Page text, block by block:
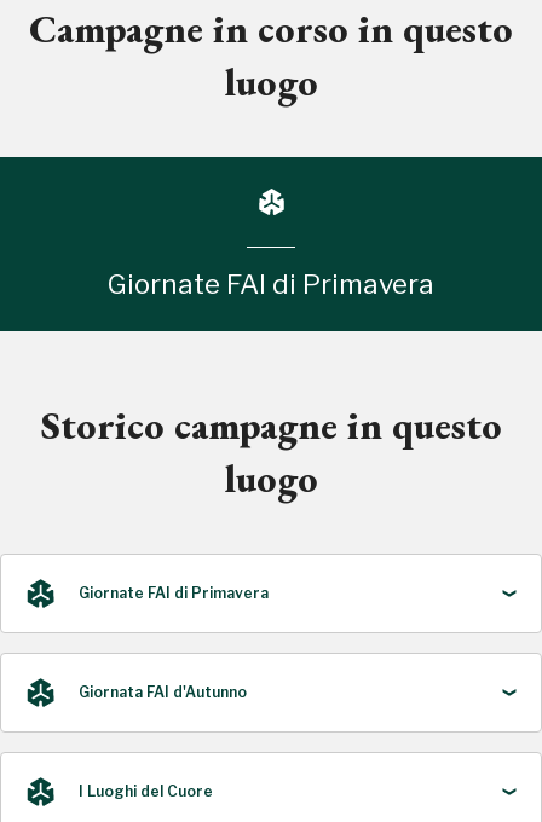
Campagne in corso in questo
luogo
Giornate FAI di Primavera
Storico campagne in questo
luogo
Giornate FAI di Primavera
Giornata FAI d'Autunno
I Luoghi del Cuore